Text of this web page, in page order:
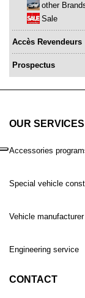
other
Sale
Accès Revendeurs
Prospectus
OUR SERVICES
Accessories
Special vehicle
Vehicle manufacturer
Engineering service
CONTACT